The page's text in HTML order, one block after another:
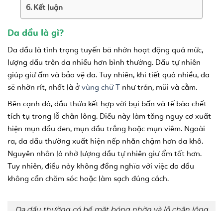
Kết luận
Da dầu là gì?
Da dầu là tình trạng tuyến bã nhờn hoạt động quá mức,
lượng dầu trên da nhiều hơn bình thường. Dầu tự nhiên
giúp giữ ẩm và bảo vệ da. Tuy nhiên, khi tiết quá nhiều, da
sẽ nhờn rít, nhất là ở vùng chữ T như trán, mũi và cằm.
Bên cạnh đó, dầu thừa kết hợp với bụi bẩn và tế bào chết
tích tụ trong lỗ chân lông. Điều này làm tăng nguy cơ xuất
hiện mụn đầu đen, mụn đầu trắng hoặc mụn viêm. Ngoài
ra, da dầu thường xuất hiện nếp nhăn chậm hơn da khô.
Nguyên nhân là nhờ lượng dầu tự nhiên giữ ẩm tốt hơn.
Tuy nhiên, điều này không đồng nghĩa với việc da dầu
không cần chăm sóc hoặc làm sạch đúng cách.